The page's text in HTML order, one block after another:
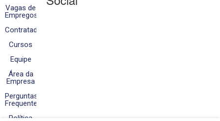
Vagas de
Empregos
Contratados
Cursos
Equipe
Área da
Empresa
Perguntas
Frequentes
Política